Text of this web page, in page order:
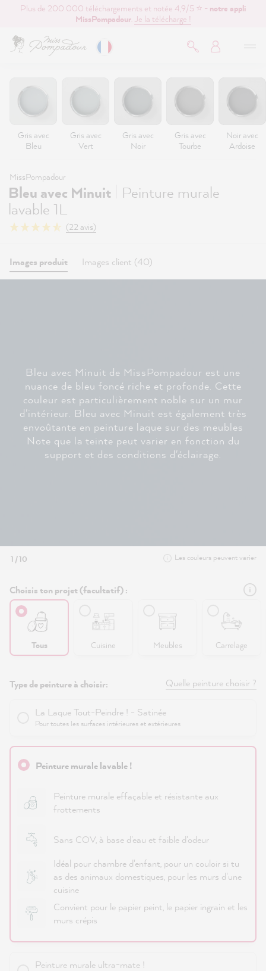
principal
Plus de 200 000 téléchargements et notée 4,9/5 ⭐ - notre appli
MissPompadour. Je la télécharge !
Gris avec
Bleu
Gris avec
Vert
Gris avec
Noir
Gris avec
Tourbe
Noir avec
Ardoise
MissPompadour
Bleu avec Minuit
Peinture murale
lavable 1L
(22 avis)
Images produit Images client (40)
Bleu avec Minuit de MissPompadour est une
nuance de bleu foncé riche et profonde. Cette
couleur est particulièrement noble sur un mur
d'intérieur. Bleu avec Minuit est également très
envoûtante en peinture laque sur des meubles
Note que la teinte peut varier en fonction du
support et des conditions d'éclairage.
1 / 10 Les couleurs peuvent varier
Choisis ton projet (facultatif) :
Tous Cuisine Meubles Carrelage
Type de peinture à choisir: Quelle peinture choisir ?
La Laque Tout-Peindre ! - Satinée
Pour toutes les surfaces intérieures et extérieures
Peinture murale lavable !
Peinture murale effaçable et résistante aux
frottements
Sans COV, à base d'eau et faible d'odeur
Idéal pour chambre d'enfant, pour un couloir si tu
as des animaux domestiques, pour les murs d'une
cuisine
Convient pour le papier peint, le papier ingrain et les
murs crépis
Peinture murale ultra-mate !